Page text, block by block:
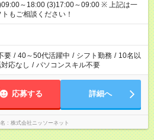
～18:00 (3)17:00～09:00 ※ 上記は一
もご相談ください！
要 / 40～50代活躍中 / シフト勤務 / 10名以
応なし / パソコンスキル不要
応募する 詳細へ
株式会社ニッソーネット